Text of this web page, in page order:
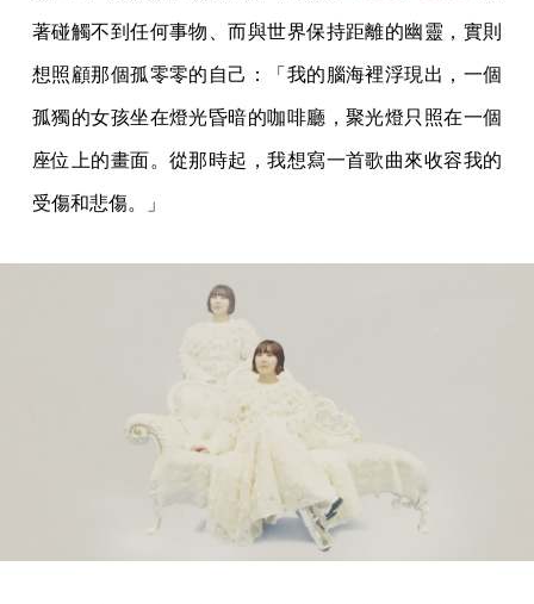
著碰觸不到任何事物、而與世界保持距離的幽靈，實則
想照顧那個孤零零的自己：「我的腦海裡浮現出，一個
孤獨的女孩坐在燈光昏暗的咖啡廳，聚光燈只照在一個
座位上的畫面。從那時起，我想寫一首歌曲來收容我的
受傷和悲傷。」